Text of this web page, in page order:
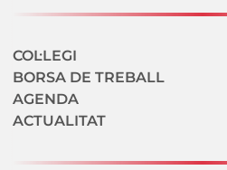
Navegació secundaria
COL·LEGI
BORSA DE TREBALL
AGENDA
ACTUALITAT